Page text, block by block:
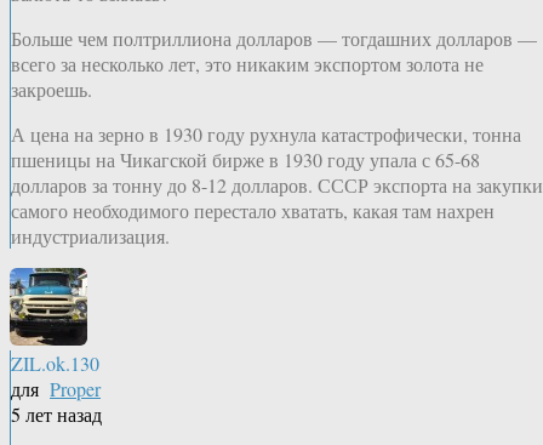
Больше чем полтриллиона долларов — тогдашних долларов —
всего за несколько лет, это никаким экспортом золота не
закроешь.
А цена на зерно в 1930 году рухнула катастрофически, тонна
пшеницы на Чикагской бирже в 1930 году упала с 65-68
долларов за тонну до 8-12 долларов. СССР экспорта на закупки
самого необходимого перестало хватать, какая там нахрен
индустриализация.
ZIL.ok.130
для Proper
5 лет назад